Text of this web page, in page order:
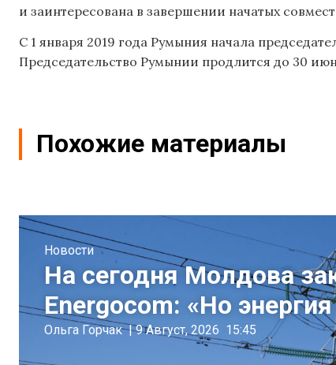
и заинтересована в завершении начатых
С 1 января 2019 года Румыния начала
Председательство Румынии продлится до 30
Похожие материалы
Новости
На сегодня Молдова
Energocom: «Но
Ольга Горчак | 9 Август, 2026 15:45